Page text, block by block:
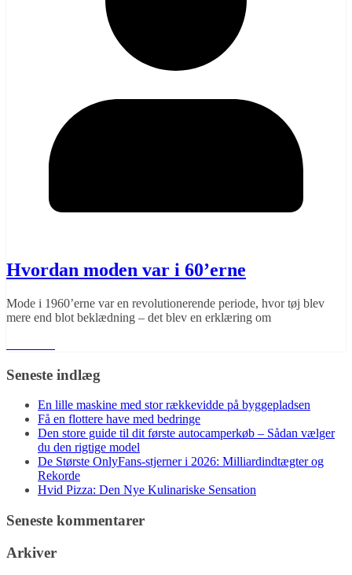
Hvordan moden var i 60’erne
Mode i 1960’erne var en revolutionerende periode, hvor tøj blev
mere end blot beklædning – det blev en erklæring om
Seneste indlæg
En lille maskine med stor rækkevidde på byggepladsen
Få en flottere have med bedringe
Den store guide til dit første autocamperkøb – Sådan vælger
du den rigtige model
De Største OnlyFans-stjerner i 2026: Milliardindtægter og
Rekorde
Hvid Pizza: Den Nye Kulinariske Sensation
Seneste kommentarer
Arkiver